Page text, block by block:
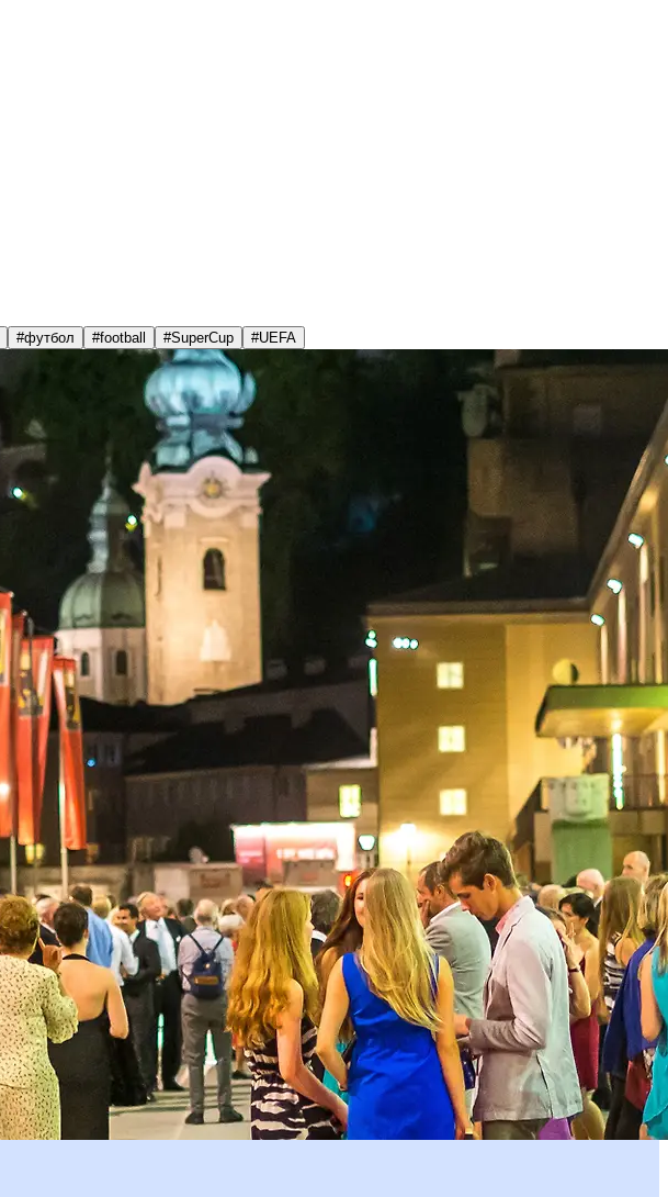
#футбол #football #SuperCup #UEFA